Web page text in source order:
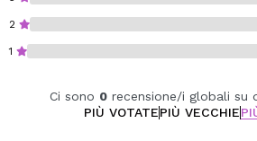
2
1
Ci sono 0 recensione/i globali su
PIÙ VOTATEPIÙ VECCHIE